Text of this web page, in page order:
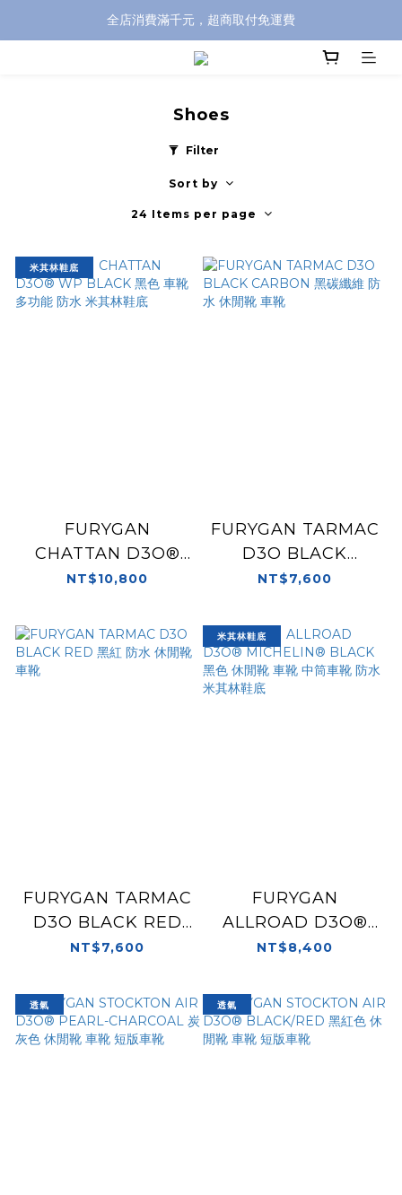
全店消費滿千元，超商取付免運費
全店消費滿千元，超商取付免運費
註冊即贈100元購物金，完整註冊加碼50元購物點數➟➟➟
Shoes
Filter
Sort by
24 Items per page
米其林鞋底
FURYGAN
CHATTAN D3O®
WP BLACK 黑色 車
鞋底
NT$10,800
FURYGAN TARMAC
D3O BLACK
CARBON 黑碳纖維
NT$7,600
FURYGAN TARMAC
D3O BLACK RED
黑紅 防水 休閒靴 車靴
NT$7,600
米其林鞋底
FURYGAN
ALLROAD D3O®
MICHELIN® BLACK
車靴 防水 米其林鞋底
NT$8,400
透氣 透氣